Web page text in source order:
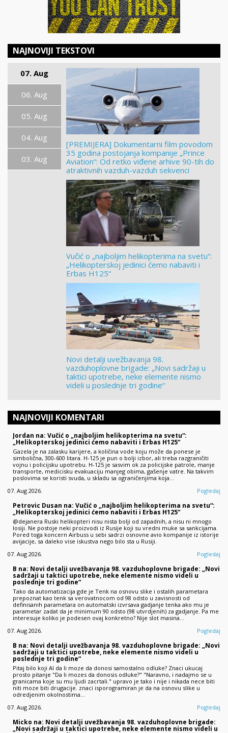
NAJNOVIJI TEKSTOVI
07. Aug
06. Aug
05. Aug
04. Aug
03. Aug
[PREMIJERA] Dokumentarni film povodom
35 godina postojanja kompanije „Prince
Aviation“: Od retko viđene arhive 90-tih do
atraktivnih vazduh-vazduh sekvenci
Vučić o „najboljim helikopterima na svetu“:
„Helikopterskoj jedinici ćemo nabaviti i
Erbas H125“
Novi detalji uvežbavanja 98.
vazduhoplovne brigade: „Novi sadržaji u
taktici upotrebe, neke elemente nismo
videli u poslednje tri godine“
NAJNOVIJI KOMENTARI
Jordan na: Vučić o „najboljim helikopterima na svetu“:
„Helikopterskoj jedinici ćemo nabaviti i Erbas H125“
Gazela je na zalasku karijere, a količina vode koju može da ponese je
simbolična, 300-600 litara. H-125 je pun o bolji izbor, ali treba razgraničiti
vojnu i policijsku upotrebu. H-125 je sasvim ok za policijske patrole, manje
transporte, medicisku evakuaciju manjeg obima, gašenje vatre. Na takvim
poslovima se koristi svuda, u skladu sa ograničenjima koja…
07. Aug 2026.
Pogledaj
Petrovic Dusan na: Vučić o „najboljim helikopterima na svetu“:
„Helikopterskoj jedinici ćemo nabaviti i Erbas H125“
@dejanera Ruski helikopteri nisu nista bolji od zapadnih, a nisu ni mnogo
losiji. Ne postoje neki proizvodi iz Rusije koji su vredni muke sa sankcijama.
Pored toga koncern Airbuss u sebi sadrzi osnovne avio kompanije iz istorije
avijacije, sa daleko vise iskustva nego bilo sta u Rusiji.
07. Aug 2026.
Pogledaj
B na: Novi detalji uvežbavanja 98. vazduhoplovne brigade: „Novi
sadržaji u taktici upotrebe, neke elemente nismo videli u
poslednje tri godine“
Tako da automatizacija gde je Tenk na osnovu slike i ostalih parametara
prepoznat kao tenk sa verovatnocom od 98 odsto u zavisnosti od
definisanih parametara on automatski izvrsava gadjanje tenka ako mu je
parametar zadat da je minimum 90 odsto (98 utvrdjenih) za gadjanje. Pa me
interesuje koliko je podesen ovaj konkretno? Nije slot masina…
07. Aug 2026.
Pogledaj
B na: Novi detalji uvežbavanja 98. vazduhoplovne brigade: „Novi
sadržaji u taktici upotrebe, neke elemente nismo videli u
poslednje tri godine“
Pitaj bilo koji AI da li moze da donosi samostalno odluke? Znaci ukucaj
prosto pitanje "Da li mozes da donosis odluke?" "Naravno, i nadajmo se u
granicama koje su mu ljudi zacrtali." upravo je tako i nije i nikada nece biti
niti moze biti drugacije. znaci isporogramiran je da na osnovu slike u
odredjenim okolnostima…
07. Aug 2026.
Pogledaj
Micko na: Novi detalji uvežbavanja 98. vazduhoplovne brigade:
„Novi sadržaji u taktici upotrebe, neke elemente nismo videli u